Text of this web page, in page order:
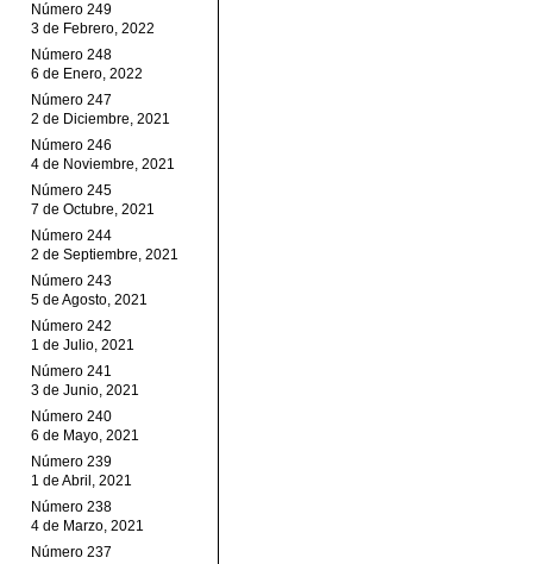
Número 249
3 de Febrero, 2022
Número 248
6 de Enero, 2022
Número 247
2 de Diciembre, 2021
Número 246
4 de Noviembre, 2021
Número 245
7 de Octubre, 2021
Número 244
2 de Septiembre, 2021
Número 243
5 de Agosto, 2021
Número 242
1 de Julio, 2021
Número 241
3 de Junio, 2021
Número 240
6 de Mayo, 2021
Número 239
1 de Abril, 2021
Número 238
4 de Marzo, 2021
Número 237